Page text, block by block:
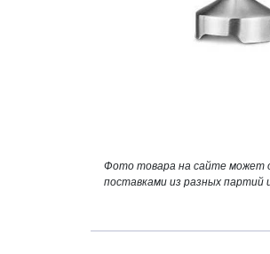
Фото товара на сайте может
поставками из разных партий